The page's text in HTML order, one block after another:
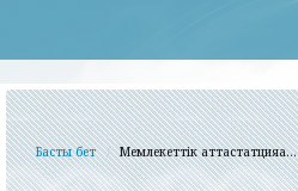
Басты бет Мемлекеттік аттастатцияға...